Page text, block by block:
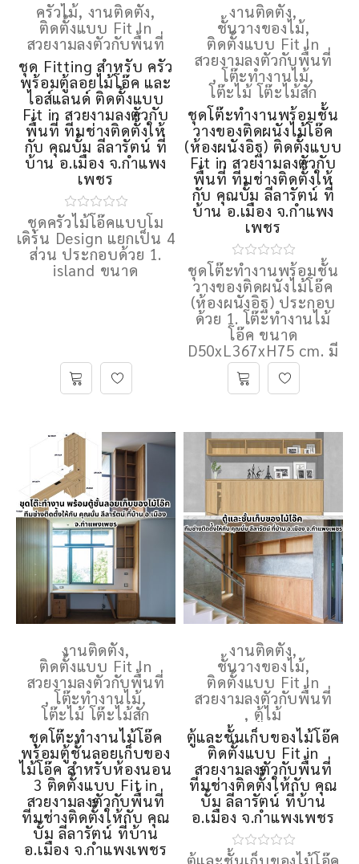
ครัวไม้, งานติดตั้ง,
ติดตั้งแบบ Fit In
สวยงามลงตัวกับพื้นที่
ชุด Fitting สำหรับ ครัว
พร้อมตู้ลอยไม้โอ๊ค และ
ไอส์แลนด์ ติดตั้งแบบ
Fit in สวยงามลงตัวกับ
พื้นที่ ทีมช่างติดตั้้งให้
กับ คุณบั้ม ลีลารัตน์ ที่
บ้าน อ.เมือง จ.กําแพง
เพชร
ชุดครัวไม้โอ๊คแบบโม
เดิร์น Design แยกเป็น 4
ส่วน ประกอบด้วย 1.
island ขนาด
งานติดตั้ง,
ชั้นวางของไม้,
ติดตั้งแบบ Fit In
สวยงามลงตัวกับพื้นที่
,โต๊ะทำงานไม้,
โต๊ะไม้ โต๊ะไม้สัก
ชุดโต๊ะทำงานพร้อมชั้น
วางของติดผนังไม้โอ๊ค
(ห้องผนังอิฐ) ติดตั้งแบบ
Fit in สวยงามลงตัวกับ
พื้นที่ ทีมช่างติดตั้้งให้
กับ คุณบั้ม ลีลารัตน์ ที่
บ้าน อ.เมือง จ.กําแพง
เพชร
ชุดโต๊ะทำงานพร้อมชั้น
วางของติดผนังไม้โอ๊ค
(ห้องผนังอิฐ) ประกอบ
ด้วย 1. โต๊ะทำงานไม้
โอ๊ค ขนาด
D50xL367xH75 cm. มี
งานติดตั้ง,
ติดตั้งแบบ Fit In
สวยงามลงตัวกับพื้นที่
,โต๊ะทำงานไม้,
โต๊ะไม้ โต๊ะไม้สัก
ชุดโต๊ะทํางานไม้โอ๊ค
พร้อมตู้ชั้นลอยเก็บของ
ไม้โอ๊ค สำหรับห้องนอน
3 ติดตั้งแบบ Fit in
สวยงามลงตัวกับพื้นที่
ทีมช่างติดตั้้งให้กับ คุณ
บั้ม ลีลารัตน์ ที่บ้าน
อ.เมือง จ.กําแพงเพชร
งานติดตั้ง,
ชั้นวางของไม้,
ติดตั้งแบบ Fit In
สวยงามลงตัวกับพื้นที่
, ตู้ไม้
ตู้และชั้นเก็บของไม้โอ๊ค
ติดตั้งแบบ Fit in
สวยงามลงตัวกับพื้นที่
ทีมช่างติดตั้้งให้กับ คุณ
บั้ม ลีลารัตน์ ที่บ้าน
อ.เมือง จ.กําแพงเพชร
ตู้และชั้นเก็บของไม้โอ๊ค